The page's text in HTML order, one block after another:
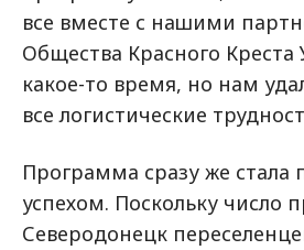
все вместе с нашими
Общества Красного
какое-то время, но нам
все логистические
Программа сразу же стала
успехом. Поскольку число
Северодонецк